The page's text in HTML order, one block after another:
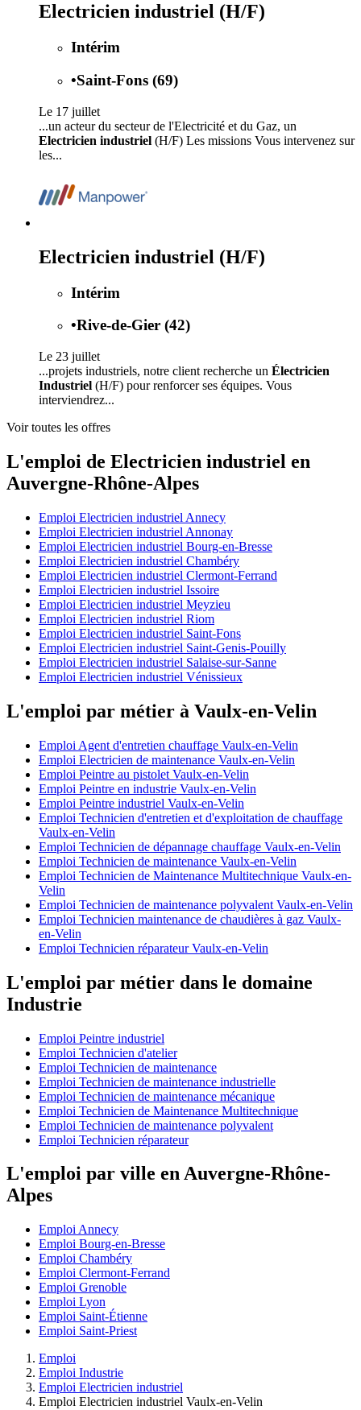
Electricien industriel (H/F)
Intérim
•Saint-Fons (69)
Le 17 juillet
...un acteur du secteur de l'Electricité et du Gaz, un
Electricien industriel (H/F) Les missions Vous intervenez sur
les...
Electricien industriel (H/F)
Intérim
•Rive-de-Gier (42)
Le 23 juillet
...projets industriels, notre client recherche un Électricien
Industriel (H/F) pour renforcer ses équipes. Vous
interviendrez...
Voir toutes les offres
L'emploi de Electricien industriel en
Auvergne-Rhône-Alpes
Emploi Electricien industriel Annecy
Emploi Electricien industriel Annonay
Emploi Electricien industriel Bourg-en-Bresse
Emploi Electricien industriel Chambéry
Emploi Electricien industriel Clermont-Ferrand
Emploi Electricien industriel Issoire
Emploi Electricien industriel Meyzieu
Emploi Electricien industriel Riom
Emploi Electricien industriel Saint-Fons
Emploi Electricien industriel Saint-Genis-Pouilly
Emploi Electricien industriel Salaise-sur-Sanne
Emploi Electricien industriel Vénissieux
L'emploi par métier à Vaulx-en-Velin
Emploi Agent d'entretien chauffage Vaulx-en-Velin
Emploi Electricien de maintenance Vaulx-en-Velin
Emploi Peintre au pistolet Vaulx-en-Velin
Emploi Peintre en industrie Vaulx-en-Velin
Emploi Peintre industriel Vaulx-en-Velin
Emploi Technicien d'entretien et d'exploitation de chauffage
Vaulx-en-Velin
Emploi Technicien de dépannage chauffage Vaulx-en-Velin
Emploi Technicien de maintenance Vaulx-en-Velin
Emploi Technicien de Maintenance Multitechnique Vaulx-en-
Velin
Emploi Technicien de maintenance polyvalent Vaulx-en-Velin
Emploi Technicien maintenance de chaudières à gaz Vaulx-
en-Velin
Emploi Technicien réparateur Vaulx-en-Velin
L'emploi par métier dans le domaine
Industrie
Emploi Peintre industriel
Emploi Technicien d'atelier
Emploi Technicien de maintenance
Emploi Technicien de maintenance industrielle
Emploi Technicien de maintenance mécanique
Emploi Technicien de Maintenance Multitechnique
Emploi Technicien de maintenance polyvalent
Emploi Technicien réparateur
L'emploi par ville en Auvergne-Rhône-
Alpes
Emploi Annecy
Emploi Bourg-en-Bresse
Emploi Chambéry
Emploi Clermont-Ferrand
Emploi Grenoble
Emploi Lyon
Emploi Saint-Étienne
Emploi Saint-Priest
Emploi
Emploi Industrie
Emploi Electricien industriel
Emploi Electricien industriel Vaulx-en-Velin